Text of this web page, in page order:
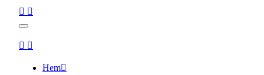
Hem